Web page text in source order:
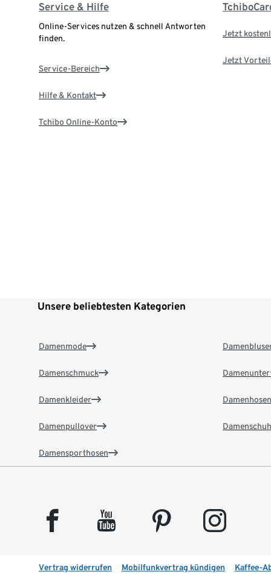
Service & Hilfe
Online-Services nutzen & schnell Antworten
finden.
Service-Bereich
Hilfe & Kontakt
Tchibo Online-Konto
Jetzt
Jetzt
Unsere beliebtesten Kategorien
Damenmode
Damenschmuck
Damenkleider
Damenpullover
Damensporthosen
Damenhosen
facebook youtube pinterest instagram
Vertrag widerrufen Mobilfunkvertrag kündigen Kaffee-